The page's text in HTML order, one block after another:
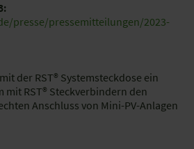
presse/pressemitteilungen/2023-
der RST® Systemsteckdose ein
mit RST® Steckverbindern den
Anschluss von Mini-PV-Anlagen